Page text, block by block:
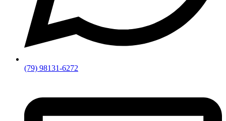
(79) 98131-6272